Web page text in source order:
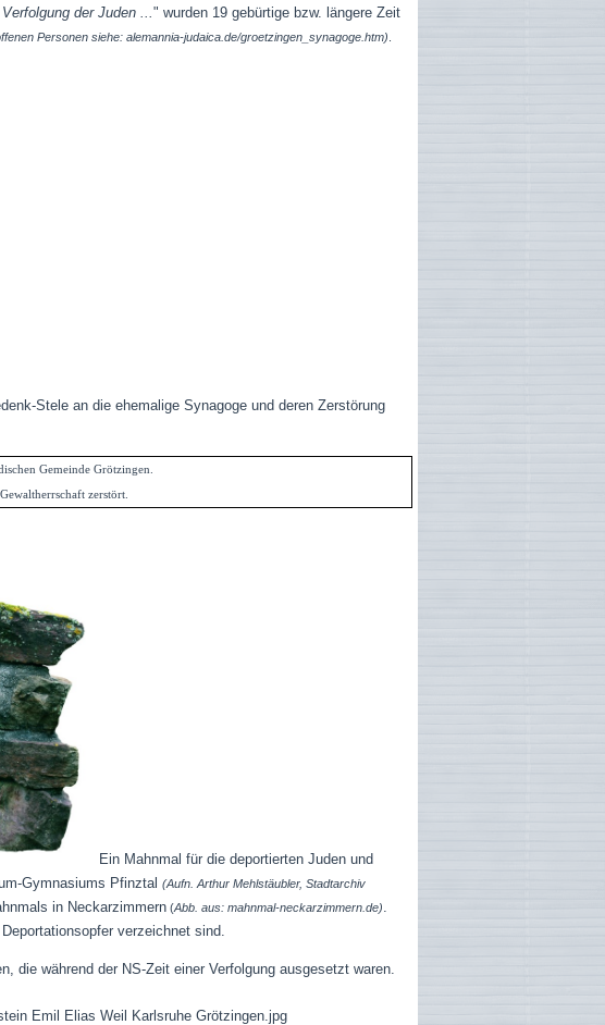
der Juden ..." wurden 19 gebürtige bzw. längere Zeit
Personen siehe: alemannia-judaica.de/groetzingen_synagoge.htm)
Stele an die ehemalige Synagoge und deren Zerstörung
Gemeinde Grötzingen.
zerstört.
Ein Mahnmal für die deportierten Juden und
Gymnasiums Pfinztal(Aufn. Arthur Mehlstäubler, Stadtarchiv
in Neckarzimmern (Abb. aus: mahnmal-neckarzimmern.de).
verzeichnet sind.
die während der NS-Zeit einer Verfolgung ausgesetzt waren.